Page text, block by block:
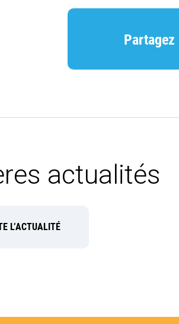
Partagez
actualités
L’ACTUALITÉ